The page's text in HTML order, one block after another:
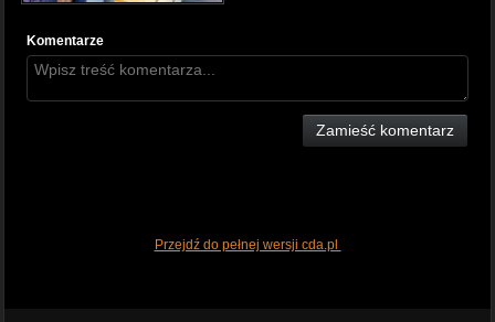
Komentarze
Zamieść komentarz
Przejdź do pełnej wersji cda.pl